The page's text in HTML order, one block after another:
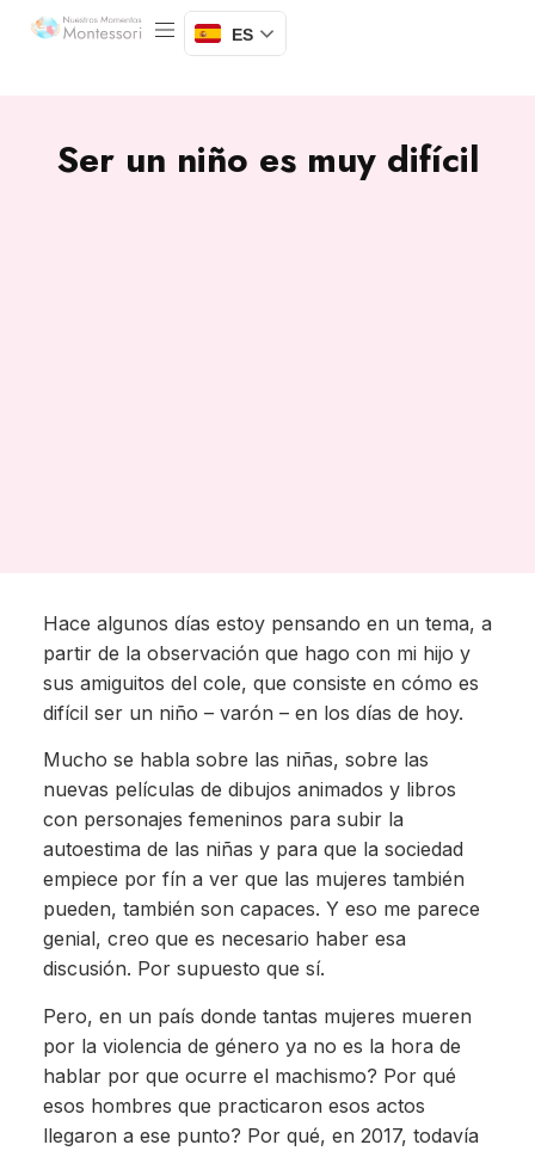
ES
Ser un niño es muy difícil
Hace algunos días estoy pensando en un tema, a
partir de la observación que hago con mi hijo y
sus amiguitos del cole, que consiste en cómo es
difícil ser un niño – varón – en los días de hoy.
Mucho se habla sobre las niñas, sobre las
nuevas películas de dibujos animados y libros
con personajes femeninos para subir la
autoestima de las niñas y para que la sociedad
empiece por fín a ver que las mujeres también
pueden, también son capaces. Y eso me parece
genial, creo que es necesario haber esa
discusión. Por supuesto que sí.
Pero, en un país donde tantas mujeres mueren
por la violencia de género ya no es la hora de
hablar por que ocurre el machismo? Por qué
esos hombres que practicaron esos actos
llegaron a ese punto? Por qué, en 2017, todavía